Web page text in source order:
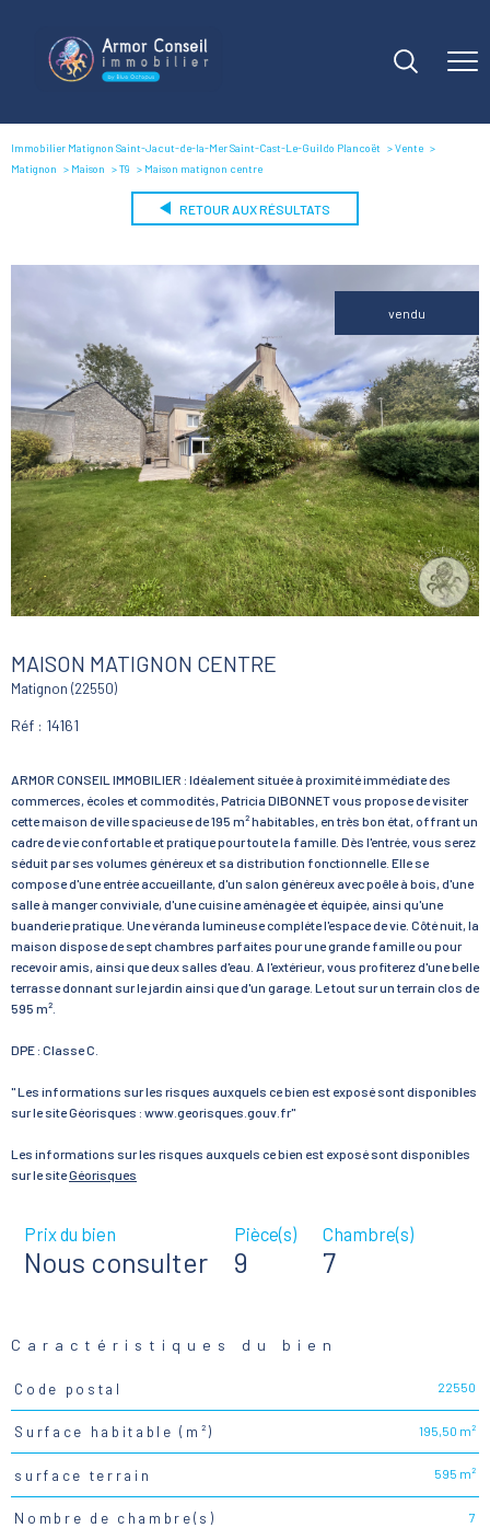
Immobilier Matignon Saint-Jacut-de-la-Mer Saint-Cast-Le-Guildo Plancoët
Vente
Matignon
Maison T9 Maison matignon centre
RETOUR AUX RÉSULTATS
vendu
MAISON MATIGNON CENTRE
Matignon (22550)
Réf : 14161
ARMOR CONSEIL IMMOBILIER : Idéalement située à proximité immédiate des
commerces, écoles et commodités, Patricia DIBONNET vous propose de visiter
cette maison de ville spacieuse de 195 m² habitables, en très bon état, offrant un
cadre de vie confortable et pratique pour toute la famille. Dès l'entrée, vous serez
séduit par ses volumes généreux et sa distribution fonctionnelle. Elle se
compose d'une entrée accueillante, d'un salon généreux avec poêle à bois, d'une
salle à manger conviviale, d'une cuisine aménagée et équipée, ainsi qu'une
buanderie pratique. Une véranda lumineuse compléte l'espace de vie. Côté nuit, la
maison dispose de sept chambres parfaites pour une grande famille ou pour
recevoir amis, ainsi que deux salles d'eau. A l'extérieur, vous profiterez d'une belle
terrasse donnant sur le jardin ainsi que d'un garage. Le tout sur un terrain clos de
595 m².
DPE : Classe C.
" Les informations sur les risques auxquels ce bien est exposé sont disponibles
sur le site Géorisques : www.georisques.gouv.fr"
Les informations sur les risques auxquels ce bien est exposé sont disponibles
sur le siteGéorisques
Prix du bien
Nous consulter
Pièce(s)
9
Chambre(s)
7
Caractéristiques du bien
Caractéristiques
Code postal 22550
Surface habitable (m²) 195,50 m²
surface terrain 595 m²
Nombre de chambre(s) 7